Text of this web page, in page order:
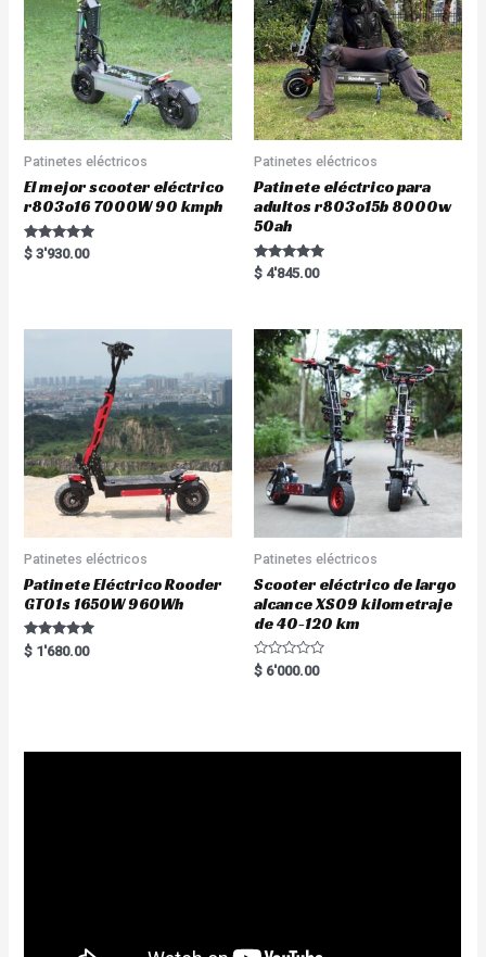
Patinetes eléctricos
El mejor scooter eléctrico
r803o16 7000W 90 kmph
Rated
5.00
$ 3'930.00
Patinetes eléctricos
Patinete eléctrico para
adultos r803o15b 8000w
50ah
Rated
5.00
$ 4'845.00
Patinetes eléctricos
Patinete Eléctrico Rooder
GT01s 1650W 960Wh
Rated
5.00
$ 1'680.00
Patinetes eléctricos
Scooter eléctrico de largo
alcance XS09 kilometraje
de 40-120 km
R
a
$ 6'000.00